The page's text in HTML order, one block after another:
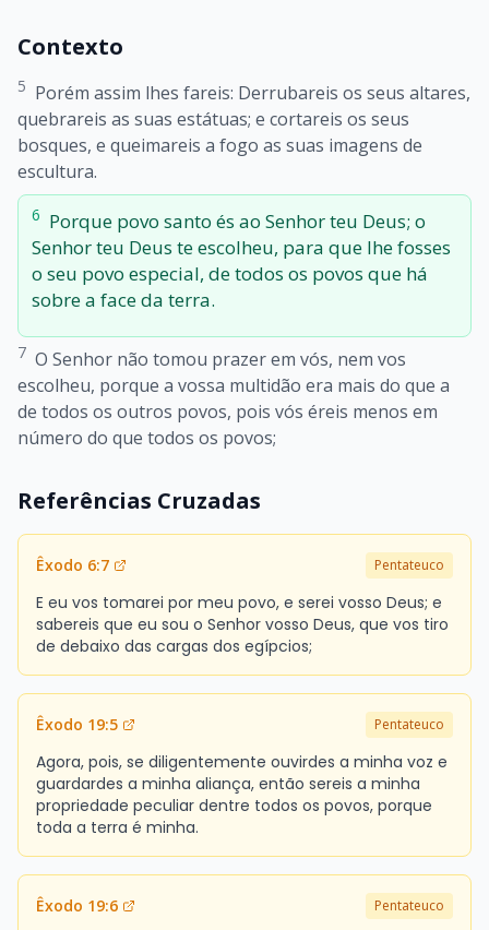
Contexto
5 Porém assim lhes fareis: Derrubareis os seus altares,
quebrareis as suas estátuas; e cortareis os seus
bosques, e queimareis a fogo as suas imagens de
escultura.
6 Porque povo santo és ao Senhor teu Deus; o
Senhor teu Deus te escolheu, para que lhe fosses
o seu povo especial, de todos os povos que há
sobre a face da terra.
7 O Senhor não tomou prazer em vós, nem vos
escolheu, porque a vossa multidão era mais do que a
de todos os outros povos, pois vós éreis menos em
número do que todos os povos;
Referências Cruzadas
Êxodo 6:7 Pentateuco
E eu vos tomarei por meu povo, e serei vosso Deus; e
sabereis que eu sou o Senhor vosso Deus, que vos tiro
de debaixo das cargas dos egípcios;
Êxodo 19:5 Pentateuco
Agora, pois, se diligentemente ouvirdes a minha voz e
guardardes a minha aliança, então sereis a minha
propriedade peculiar dentre todos os povos, porque
toda a terra é minha.
Êxodo 19:6 Pentateuco